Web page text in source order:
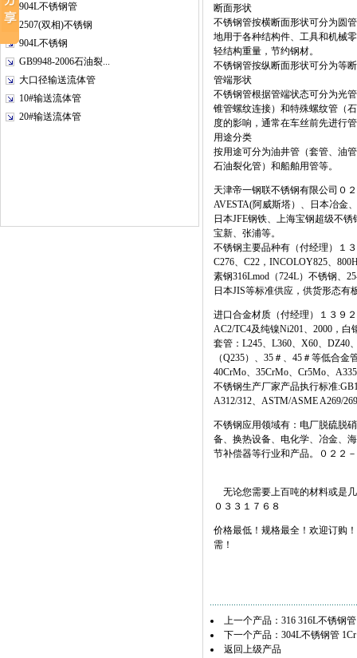
904L不锈钢管
2507(双相)不锈钢
904L不锈钢
GB9948-2006石油裂...
大口径输送流体管
10#输送流体管
20#输送流体管
断面形状
不锈钢管按横断面形状可分为圆
地用于各种结构件、工具和机械
轻结构重量，节约钢材。
不锈钢管按纵断面形状可分为等
管端形状
不锈钢管根据管端状态可分为光
锥管螺纹连接）和特殊螺纹管（
度的影响，通常在车丝前先进行
用途分类
按用途可分为油井管（套管、油
石油裂化管）和船舶用管等。
天津帝一钢联不锈钢有限公司０
AVESTA(阿威斯塔）、日本冶金
日本JFE钢铁、上海宝钢超级不
宝新、张浦等。
不锈钢主要品种有（付经理）１
C276、C22，INCOLOY825、
素钢316Lmod（724L）不锈钢、
日本JIS等标准供应，供货形态
进口合金材质（付经理）１３９
AC2/TC4及纯镍Ni201、2000，白
套管：L245、L360、X60、DZ40
（Q235）、35＃、45＃等低合
40CrMo、35CrMo、Cr5Mo、
不锈钢生产厂家产品执行标准
A312/312、ASTM/ASME A269/
不锈钢应用领域有：电厂脱硫脱
备、换热设备、电化学、冶金、
节补偿器等行业和产品。０２２
无论您需要上百吨的材料或是
０３３１７６８
价格最低！规格最全！欢迎订购
需！
上一个产品： 316 316L不锈钢管
下一个产品： 304L不锈钢管
返回上级产品